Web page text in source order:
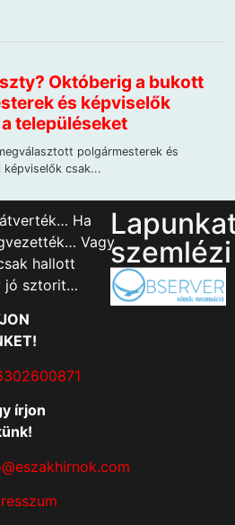
Ha
Vagy
hallott
jó sztorit…
írjon
szemlézi